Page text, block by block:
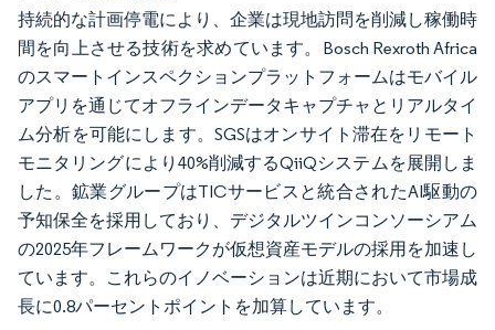
持続的な計画停電により、企業は現地訪問を削減し稼働時
間を向上させる技術を求めています。Bosch Rexroth Africa
のスマートインスペクションプラットフォームはモバイル
アプリを通じてオフラインデータキャプチャとリアルタイ
ム分析を可能にします。SGSはオンサイト滞在をリモート
モニタリングにより40%削減するQiiQシステムを展開しま
した。鉱業グループはTICサービスと統合されたAI駆動の
予知保全を採用しており、デジタルツインコンソーシアム
の2025年フレームワークが仮想資産モデルの採用を加速し
ています。これらのイノベーションは近期において市場成
長に0.8パーセントポイントを加算しています。